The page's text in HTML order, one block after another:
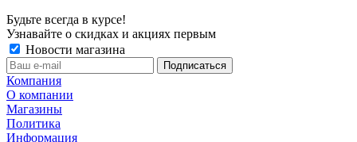
Будьте всегда в курсе!
Узнавайте о скидках и акциях первым
Новости магазина
Компания
О компании
Магазины
Политика
Информация